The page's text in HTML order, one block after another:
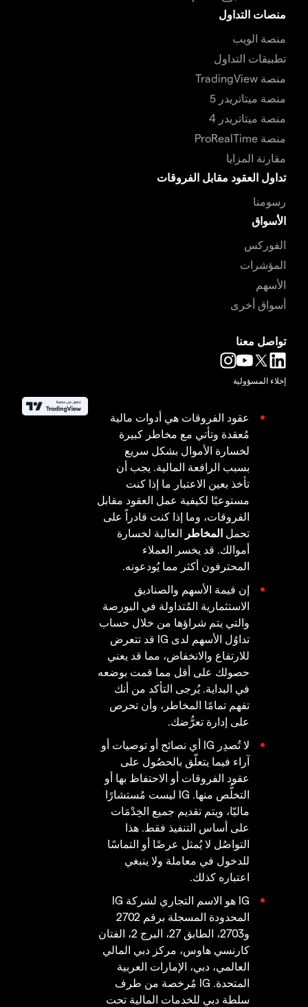
منصات التداول
منصة الويب
تطبيقات التداول
منصة TradingView
منصة ميتاتريدر 5
منصة ميتاتريدر 4
منصة ProRealTime
مقارنة المزايا
تداول العقود مقابل الفروقات
رسومنا
الأسواق
الفوركس
المؤشرات
الأسهم
أسواق أخرى
تواصل معنا
إخلاء المسؤولية
عقود الفروقات هي أدوات مالية
مُعقدة وتأتي مع مخاطر كبيرة
لخسارة الأموال بشكل سريع
بسبب الرافعة المالية. يجب أن
تأخذ بعين الاعتبار ما إذا كنت
مستوعبًا لكيفية عمل العقود مقابل
الفروقات، وما إذا كنت قادراً على
تحمل المخاطر العالية لخسارة
أموالك. قد يخسر العملاء
المحترفون أكثر مما يُودعونه.
إن قيمة الأسهم والصناديق
الاستثمارية المُتداولة في البورصة
والتي يتم شراؤها من خلال حساب
تداوُل الأسهم لدى IG قد تتعرض
للارتفاع والانخفاض، مما قد يعني
حصولك على أقل مما قمت بوضعه
في البداية. يُرجى التأكد من أنك
تفهم تمامًا المخاطر، وأن تحرص
على إدارة تعرُّضك.
لا تُصدِر IG أي نصائح أو توصيات أو
آراء فيما يتعلّق بالحصُول على
عقود الفروقات أو الاحتفاظ بها أو
التخلُّص منها. IG ليست مُستشارًا
ماليّا، ويتم تقديم جميع الخِدْمَات
على أساس التنفيذ فقط. هذا
التواصُل لا يُمثل عرضًا أو التماسًا
للدخول في معاملة ولا ينبغي
اعتباره كذلك.
IG هو الاسم التجاري لشركة IG
المحدودة المسجلة برقم 2702
و2703، الطابق 27، البرج 2، الفتان
كارنسي هاوس، مركز دبي المالي
العالمي، دبي، الإمارات العربية
المتحدة. IG مُرخصة من طرف
سلطة دبي للخدمات المالية تحت